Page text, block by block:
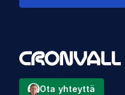
Ota yhteyttä